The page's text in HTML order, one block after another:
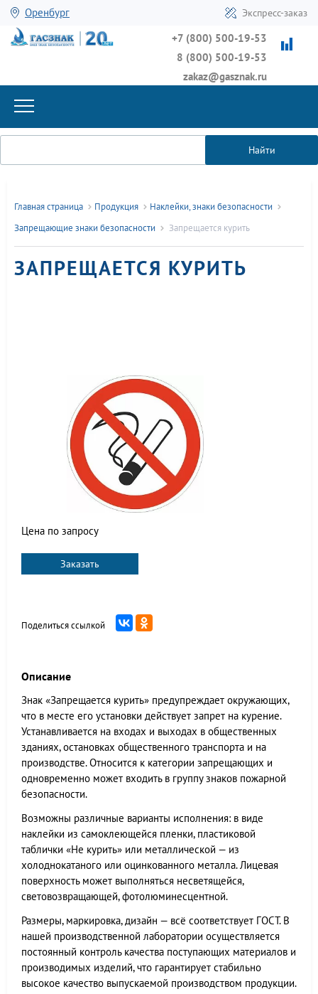
Оренбург Экспресс-заказ
+7 (800) 500-19-53
8 (800) 500-19-53
zakaz@gasznak.ru
Найти
Главная страница Продукция
Наклейки, знаки безопасности
Запрещающие знаки безопасности
Запрещается курить
ЗАПРЕЩАЕТСЯ КУРИТЬ
Цена по запросу
Заказать
Поделиться ссылкой
Описание
Знак «Запрещается курить» предупреждает окружающих,
что в месте его установки действует запрет на курение.
Устанавливается на входах и выходах в общественных
зданиях, остановках общественного транспорта и на
производстве. Относится к категории запрещающих и
одновременно может входить в группу знаков пожарной
безопасности.
Возможны различные варианты исполнения: в виде
наклейки из самоклеющейся пленки, пластиковой
таблички «Не курить» или металлической — из
холоднокатаного или оцинкованного металла. Лицевая
поверхность может выполняться несветящейся,
световозвращающей, фотолюминесцентной.
Размеры, маркировка, дизайн — всё соответствует ГОСТ. В
нашей производственной лаборатории осуществляется
постоянный контроль качества поступающих материалов и
производимых изделий, что гарантирует стабильно
высокое качество выпускаемой производством продукции.